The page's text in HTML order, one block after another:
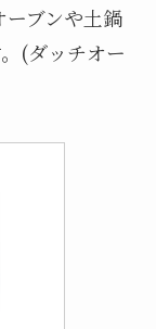
ブンや土鍋
(ダッチオー